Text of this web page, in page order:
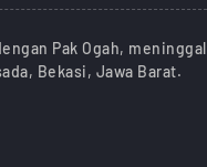
Pak Ogah, meninggal
Bekasi, Jawa Barat.